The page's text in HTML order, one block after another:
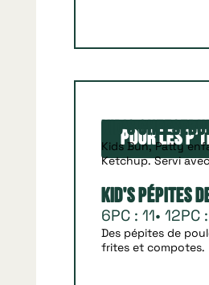
Pour les
Kid's
Kids Bun, Patty
Ketchup. Servi
Kid's Pépites
6PC : 11• 12PC
Des pépites de
frites et compotes.